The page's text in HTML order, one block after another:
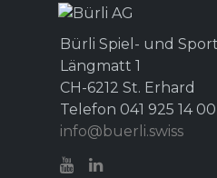
Bürli Spiel- und
Längmatt 1
CH-6212 St. Erhard
Telefon 041 925 14 00
info@buerli.swiss